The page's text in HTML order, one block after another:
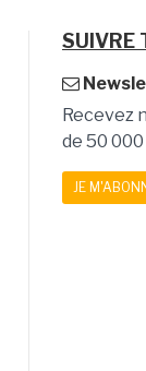
SUIVRE
Recevez
de 50
JE